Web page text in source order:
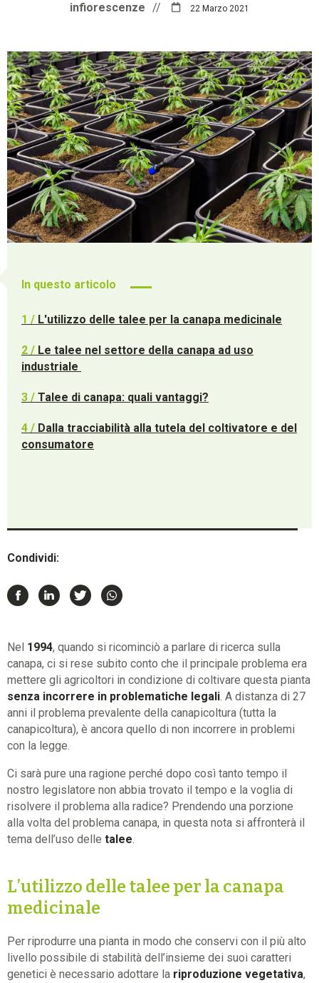
infiorescenze // 22 Marzo 2021
In questo articolo
1 / L'utilizzo delle talee per la canapa medicinale
2 / Le talee nel settore della canapa ad uso
industriale
3 / Talee di canapa: quali vantaggi?
4 / Dalla tracciabilità alla tutela del coltivatore e del
consumatore
Condividi:
Nel 1994, quando si ricominciò a parlare di ricerca sulla
canapa, ci si rese subito conto che il principale problema era
mettere gli agricoltori in condizione di coltivare questa pianta
senza incorrere in problematiche legali. A distanza di 27
anni il problema prevalente della canapicoltura (tutta la
canapicoltura), è ancora quello di non incorrere in problemi
con la legge.
Ci sarà pure una ragione perché dopo così tanto tempo il
nostro legislatore non abbia trovato il tempo e la voglia di
risolvere il problema alla radice? Prendendo una porzione
alla volta del problema canapa, in questa nota si affronterà il
tema dell’uso delle talee.
L’utilizzo delle talee per la canapa
medicinale
Per riprodurre una pianta in modo che conservi con il più alto
livello possibile di stabilità dell’insieme dei suoi caratteri
genetici è necessario adottare la riproduzione vegetativa,